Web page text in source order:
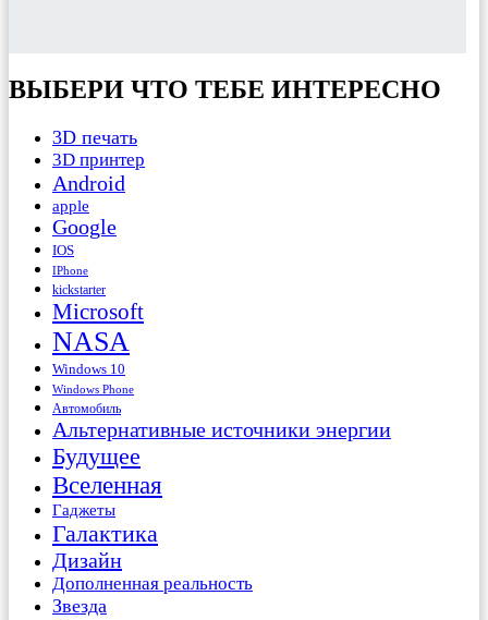
ВЫБЕРИ ЧТО ТЕБЕ ИНТЕРЕСНО
3D печать
3D принтер
Android
apple
Google
IOS
IPhone
kickstarter
Microsoft
NASA
Windows 10
Windows Phone
Автомобиль
Альтернативные источники энергии
Будущее
Вселенная
Гаджеты
Галактика
Дизайн
Дополненная реальность
Звезда